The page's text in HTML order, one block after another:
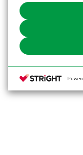
You can change your